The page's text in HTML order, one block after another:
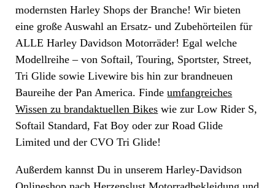
modernsten Harley Shops der Branche! Wir bieten
eine große Auswahl an Ersatz- und Zubehörteilen für
ALLE Harley Davidson Motorräder! Egal welche
Modellreihe – von Softail, Touring, Sportster, Street,
Tri Glide sowie Livewire bis hin zur brandneuen
Baureihe der Pan America. Findeumfangreiches
Wissen zu brandaktuellen Bikes wie zur Low Rider S,
Softail Standard, Fat Boy oder zur Road Glide
Limited und der CVO Tri Glide!
Außerdem kannst Du in unserem Harley-Davidson